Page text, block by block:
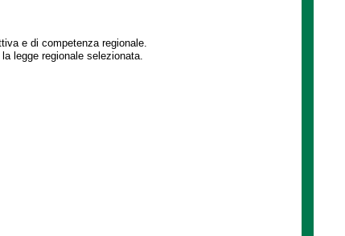
e di competenza regionale.
legge regionale selezionata.